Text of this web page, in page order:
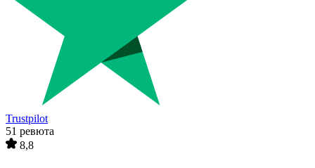
Trustpilot
51 ревюта
8,8